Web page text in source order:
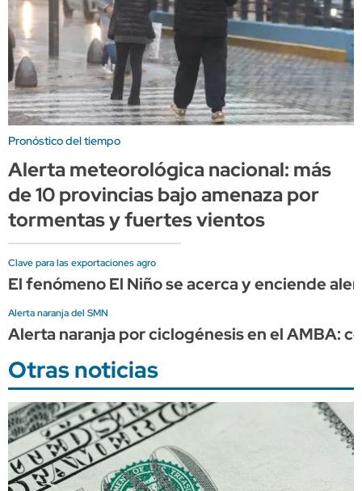
Pronóstico del tiempo
Alerta meteorológica nacional: más
de 10 provincias bajo amenaza por
tormentas y fuertes vientos
Clave para las exportaciones agro
El fenómeno El Niño se acerca y enciende
Alerta naranja del SMN
Alerta naranja por ciclogénesis en el AMBA:
Otras noticias